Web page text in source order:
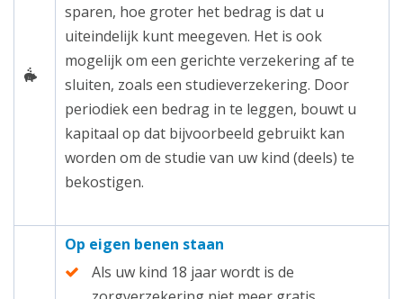
sparen, hoe groter het bedrag is dat u
uiteindelijk kunt meegeven. Het is ook
mogelijk om een gerichte verzekering af te
sluiten, zoals een studieverzekering. Door
periodiek een bedrag in te leggen, bouwt u
kapitaal op dat bijvoorbeeld gebruikt kan
worden om de studie van uw kind (deels) te
bekostigen.
Op eigen benen staan
Als uw kind 18 jaar wordt is de